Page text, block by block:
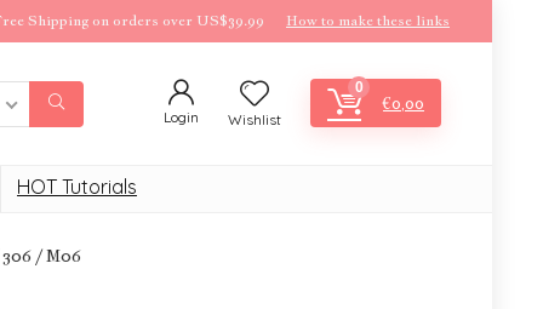
Shipping on orders over US$39.99 How to make these links
Login Wishlist
0
€0,00
HOT Tutorials
/ M06